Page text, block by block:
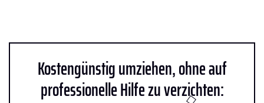
Kostengünstig umziehen, ohne auf
professionelle Hilfe zu verzichten: